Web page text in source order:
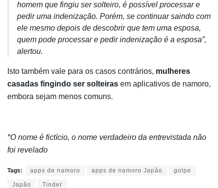
homem que fingiu ser solteiro, é possível processar e
pedir uma indenização. Porém, se continuar saindo com
ele mesmo depois de descobrir que tem uma esposa,
quem pode processar e pedir indenização é a esposa”,
alertou.
Isto também vale para os casos contrários, mulheres
casadas fingindo ser solteiras em aplicativos de namoro,
embora sejam menos comuns.
*O nome é fictício, o nome verdadeiro da entrevistada não
foi revelado
Tags: apps de namoro apps de namoro Japão golpe
Japão Tinder